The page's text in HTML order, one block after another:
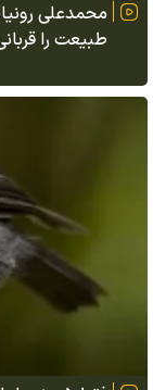
محمدعلی
طبیعت را